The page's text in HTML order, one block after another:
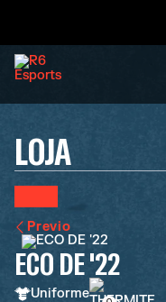
LOJA
Previo
ECO DE '22
Uniforme